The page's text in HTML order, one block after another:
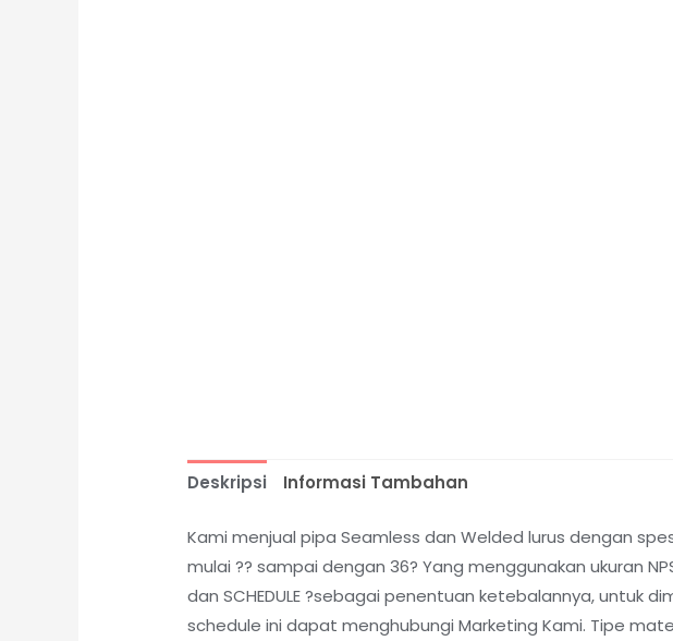
Deskripsi Informasi Tambahan
Kami menjual pipa Seamless dan Welded lurus dengan
mulai ?? sampai dengan 36? Yang menggunakan ukuran
dan SCHEDULE ?sebagai penentuan ketebalannya, untuk
schedule ini dapat menghubungi Marketing Kami. Tipe